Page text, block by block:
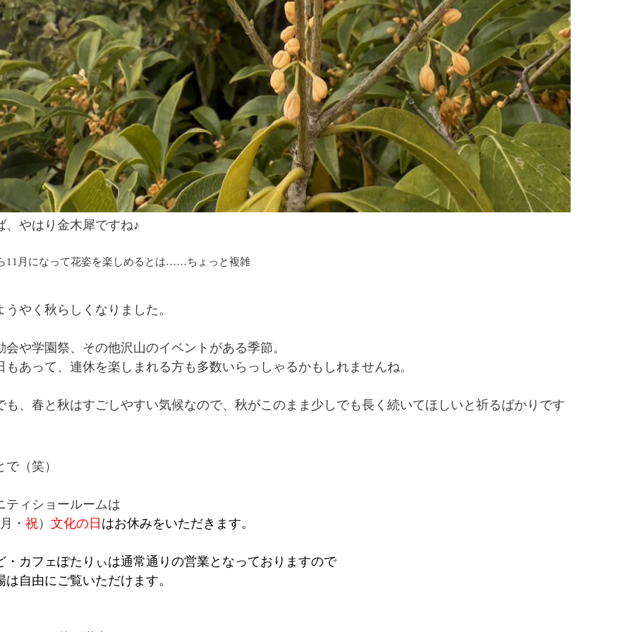
、やはり金木犀ですね♪
11月になって花姿を楽しめるとは……ちょっと複雑
うやく秋らしくなりました。
会や学園祭、その他沢山のイベントがある季節。
もあって、連休を楽しまれる方も多数いらっしゃるかもしれませんね。
も、春と秋はすごしやすい気候なので、秋がこのまま少しでも長く続いてほしいと祈るばかりです
（笑）
ティショールームは
・ 祝） 文化の日 はお休みをいただきます。
・カフェぽたりぃは通常通りの営業となっておりますので
は自由にご覧いただけます。